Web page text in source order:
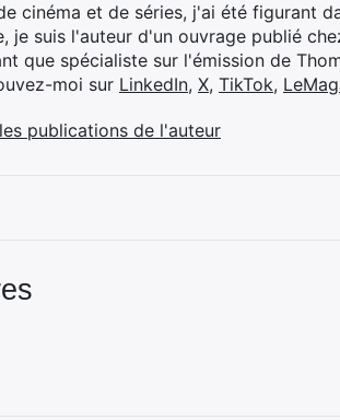
cinéma et de séries, j'ai été figurant
je suis l'auteur d'un ouvrage publié
que spécialiste sur l'émission de
moi sur LinkedIn, X, TikTok,
publications de l'auteur